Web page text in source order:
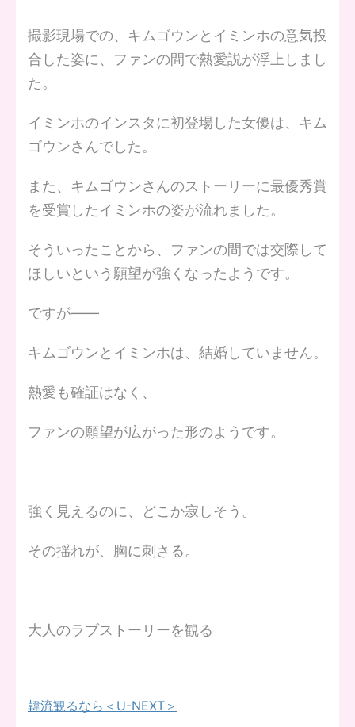
撮影現場での、キムゴウンとイミンホの意気投
合した姿に、ファンの間で熱愛説が浮上しまし
た。
イミンホのインスタに初登場した女優は、キム
ゴウンさんでした。
また、キムゴウンさんのストーリーに最優秀賞
を受賞したイミンホの姿が流れました。
そういったことから、ファンの間では交際して
ほしいという願望が強くなったようです。
ですが――
キムゴウンとイミンホは、結婚していません。
熱愛も確証はなく、
ファンの願望が広がった形のようです。
強く見えるのに、どこか寂しそう。
その揺れが、胸に刺さる。
大人のラブストーリーを観る
韓流観るなら＜U-NEXT＞